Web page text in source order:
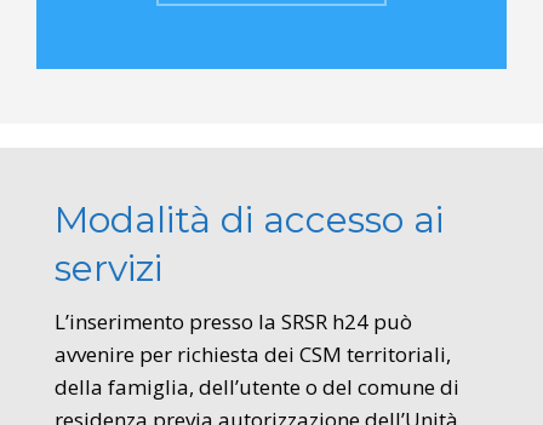
Modalità di accesso ai
servizi
L’inserimento presso la SRSR h24 può
avvenire per richiesta dei CSM territoriali,
della famiglia, dell’utente o del comune di
residenza previa autorizzazione dell’Unità